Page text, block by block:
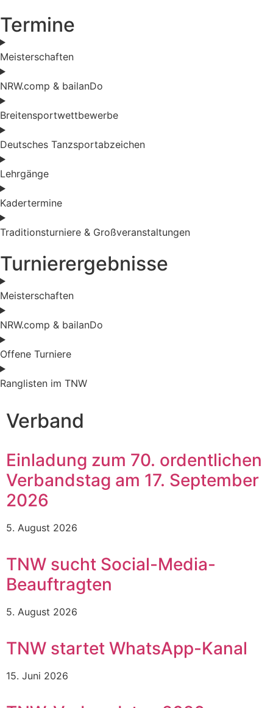
Termine
Meisterschaften
NRW.comp & bailanDo
Breitensportwettbewerbe
Deutsches Tanzsportabzeichen
Lehrgänge
Kadertermine
Traditionsturniere & Großveranstaltungen
Turnierergebnisse
Meisterschaften
NRW.comp & bailanDo
Offene Turniere
Ranglisten im TNW
Verband
Einladung zum 70. ordentlichen
Verbandstag am 17. September
2026
5. August 2026
TNW sucht Social-Media-
Beauftragten
5. August 2026
TNW startet WhatsApp-Kanal
15. Juni 2026